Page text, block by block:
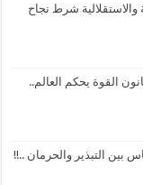
شرط نجاح
القوة يحكم العالم..
بين التبذير والحرمان ..!!